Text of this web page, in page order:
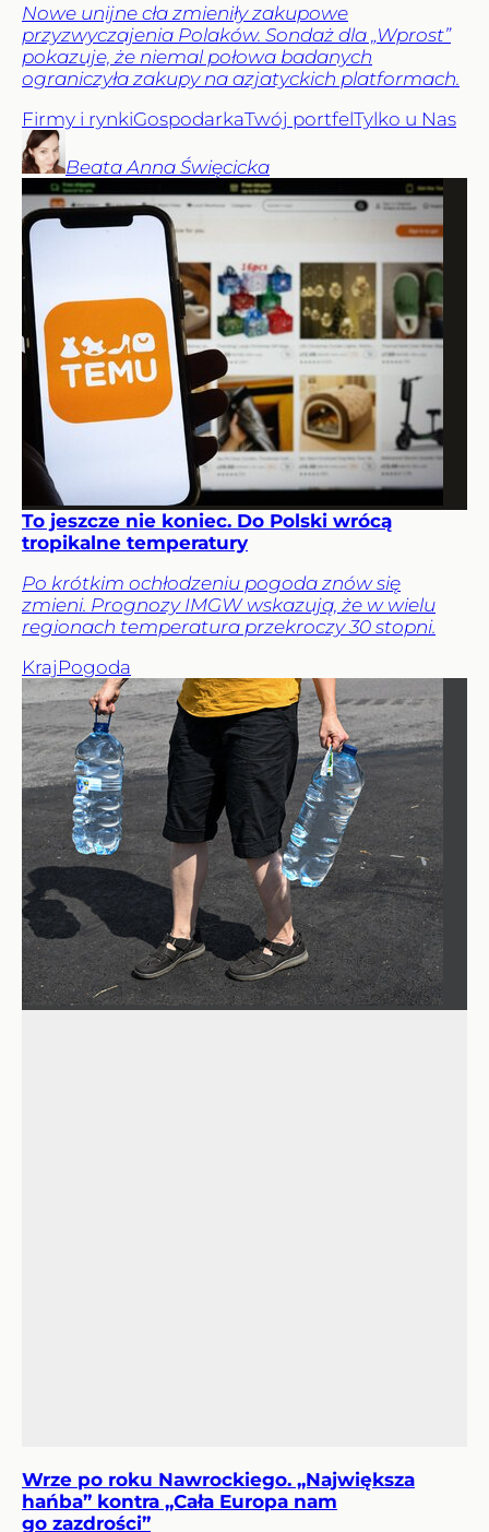
Nowe unijne cła zmieniły zakupowe
przyzwyczajenia Polaków. Sondaż dla „Wprost”
pokazuje, że niemal połowa badanych
ograniczyła zakupy na azjatyckich platformach.
Firmy i rynkiGospodarkaTwój portfelTylko u Nas
Beata Anna Święcicka
To jeszcze nie koniec. Do Polski wrócą
tropikalne temperatury
Po krótkim ochłodzeniu pogoda znów się
zmieni. Prognozy IMGW wskazują, że w wielu
regionach temperatura przekroczy 30 stopni.
Kraj Pogoda
Wrze po roku Nawrockiego. „Największa
hańba” kontra „Cała Europa nam
go zazdrości”